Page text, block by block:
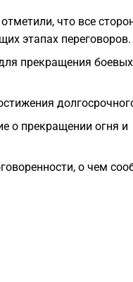
что все
этапах переговоров.
прекращения
о прекращении огня и
о чем